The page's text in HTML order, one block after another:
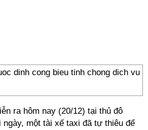
ra hôm nay (20/12) tại thủ đô
ngày, một tài xế taxi đã tự thiêu để